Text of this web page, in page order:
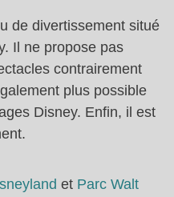
de divertissement situé
Il ne propose pas
contrairement
plus possible
Disney. Enfin, il est
et Parc Walt